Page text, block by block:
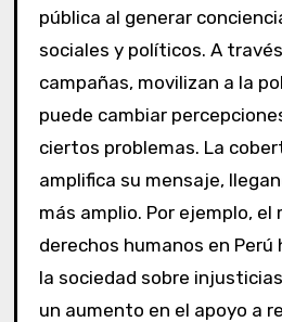
pública al generar
sociales y políticos. A
campañas, movilizan a la
puede cambiar
ciertos problemas. La
amplifica su mensaje,
más amplio. Por ejemplo,
derechos humanos en Perú
la sociedad sobre
un aumento en el apoyo a